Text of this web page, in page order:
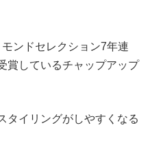
ンドセレクション7年連
賞しているチャップアップ
タイリングがしやすくなる